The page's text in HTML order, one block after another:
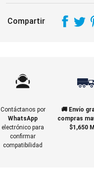
Compartir
Contáctanos por
WhatsApp
electrónico para
confirmar
compatibilidad
🚚 Envío
compras
$1,650